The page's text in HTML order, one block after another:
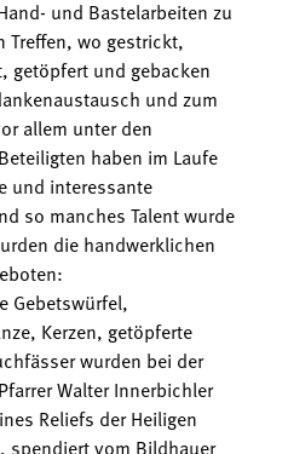
und Bastelarbeiten zu
Treffen, wo gestrickt,
getöpfert und gebacken
und zum
allem unter den
haben im Laufe
und interessante
so manches Talent wurde
die handwerklichen
Gebetswürfel,
Kerzen, getöpferte
wurden bei der
Walter Innerbichler
Reliefs der Heiligen
spendiert vom Bildhauer